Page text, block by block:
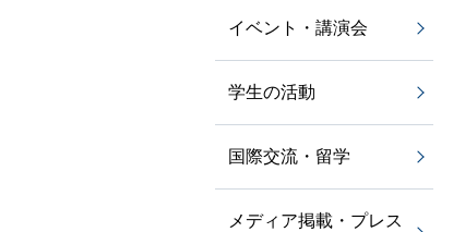
イベント・講演会
学生の活動
国際交流・留学
メディア掲載・プレス